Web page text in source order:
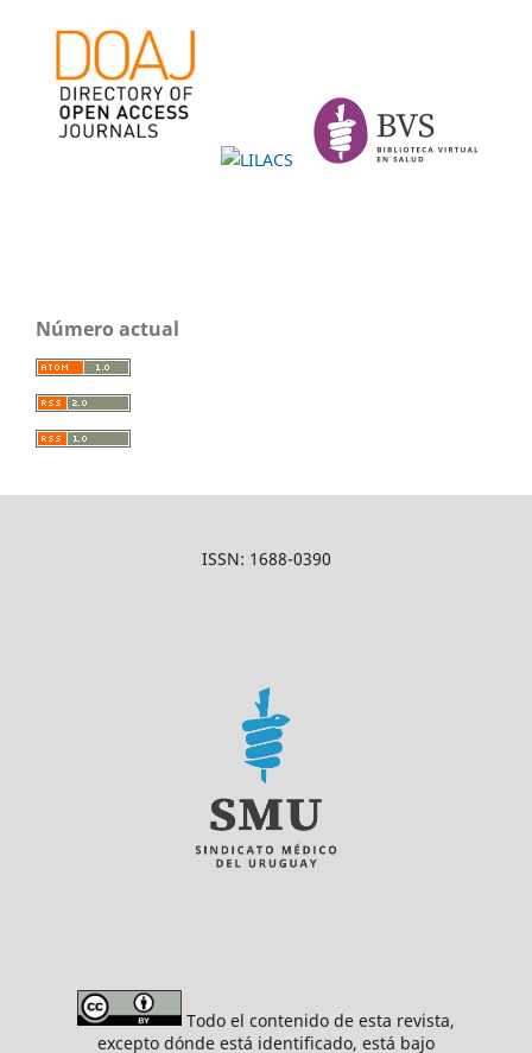
Número actual
ISSN: 1688-0390
Todo el contenido de esta revista,
excepto dónde está identificado, está bajo